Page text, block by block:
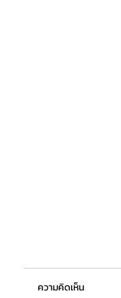
ความคิดเห็น